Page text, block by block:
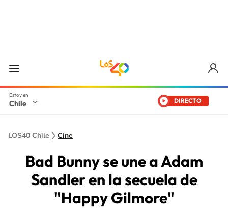
Chile DIRECTO
LOS40 Chile Cine
Bad Bunny se une a Adam
Sandler en la secuela de
"Happy Gilmore"